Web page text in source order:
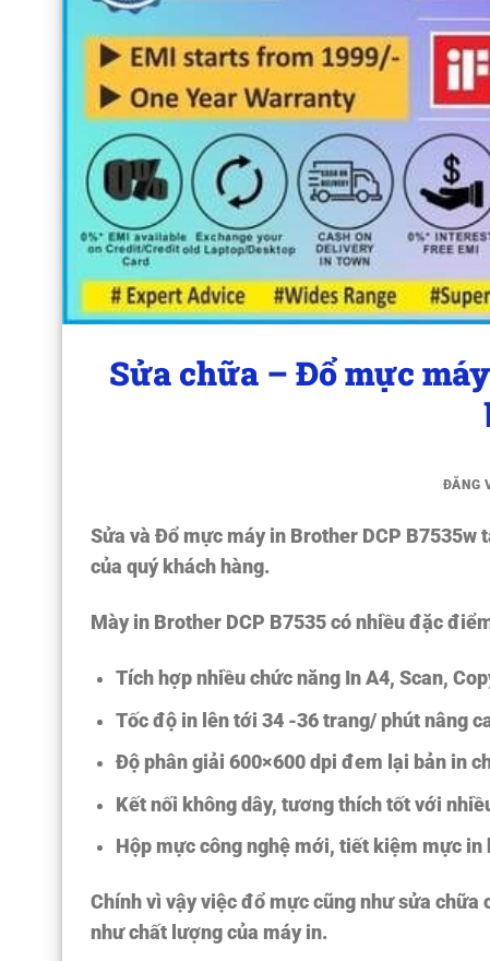
Sửa chữa – Đổ mực
ĐĂNG
Sửa và Đổ mực máy in Brother DCP B7535w
của quý khách hàng.
Mày in Brother DCP B7535 có nhiều đặc
Tích hợp nhiều chức năng In A4, Scan,
Tốc độ in lên tới 34 -36 trang/ phút nâng
Độ phân giải 600×600 dpi đem lại bản in
Kết nối không dây, tương thích tốt với
Hộp mực công nghệ mới, tiết kiệm mực in
Chính vì vậy việc đổ mực cũng như sửa
như chất lượng của máy in.